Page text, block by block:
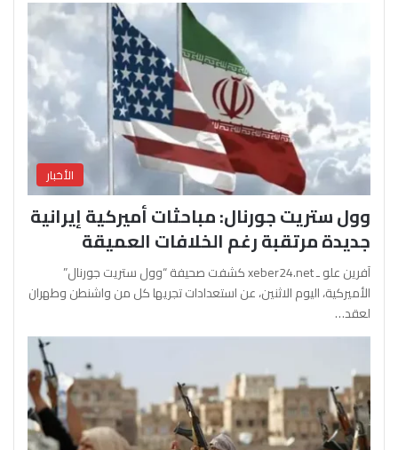
الأخبار
وول ستريت جورنال: مباحثات أميركية إيرانية
جديدة مرتقبة رغم الخلافات العميقة
آفرين علو ـ xeber24.net كشفت صحيفة “وول ستريت جورنال”
الأميركية، اليوم الاثنين، عن استعدادات تجريها كل من واشنطن وطهران
لعقد…